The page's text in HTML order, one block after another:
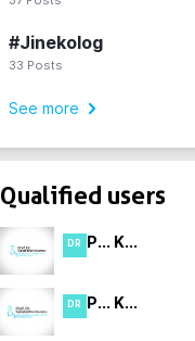
#Jinekolog
33 Posts
See more
Qualified users
DR P... K...
DR P... K...